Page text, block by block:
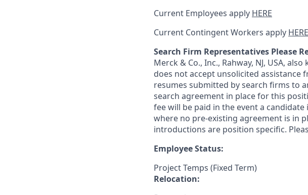
Current Employees apply HERE
Current Contingent Workers apply HERE
Search Firm Representatives Please
Merck & Co., Inc., Rahway, NJ, USA,
does not accept unsolicited
resumes submitted by search firms to
search agreement in place for this
fee will be paid in the event a
where no pre-existing agreement is in
introductions are position specific.
Employee Status:
Project Temps (Fixed Term)
Relocation: